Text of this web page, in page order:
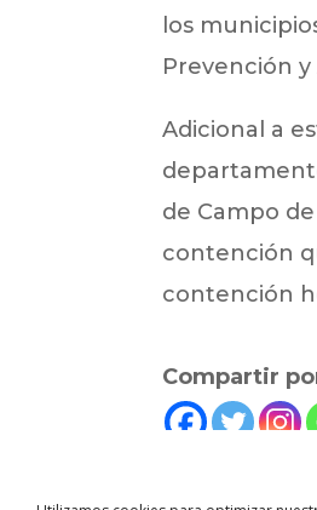
los
Prevención
Adicional a
de Campo
contención
contención
Compartir